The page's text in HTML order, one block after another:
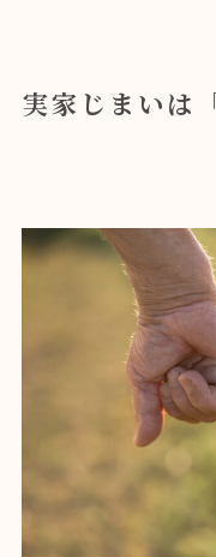
実家じまいは